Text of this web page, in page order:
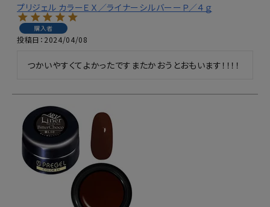
プリジェル カラーＥＸ／ライナーシルバーーＰ／４ｇ
購入者
投稿日 2024/04/08
つかいやすくてよかったですまたかおうとおもいます！！！！